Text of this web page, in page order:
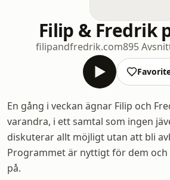
Filip & Fredrik
filipandfredrik.com895
En gång i veckan ägnar Filip och
varandra, i ett samtal som ingen
diskuterar allt möjligt utan att bli
Programmet är nyttigt för dem och
på.